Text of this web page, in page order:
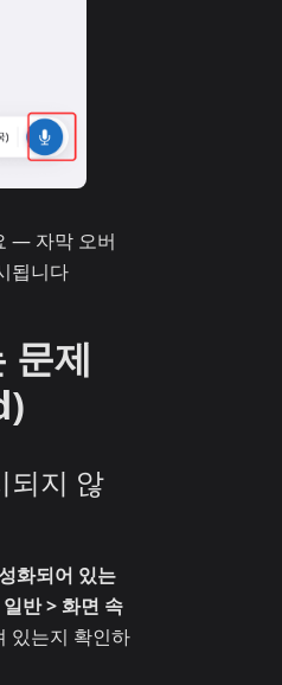
— 자막 오버
됩니다
문제
되지 않
화되어 있는
반 > 화면 속
있는지 확인하